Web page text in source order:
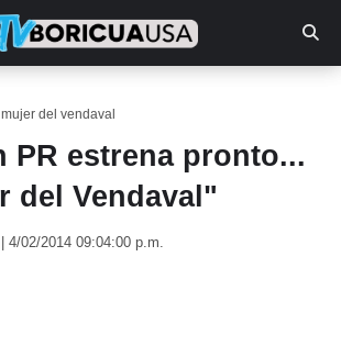
mujer del vendaval
PR estrena pronto...
del Vendaval"
4/02/2014 09:04:00 p.m.